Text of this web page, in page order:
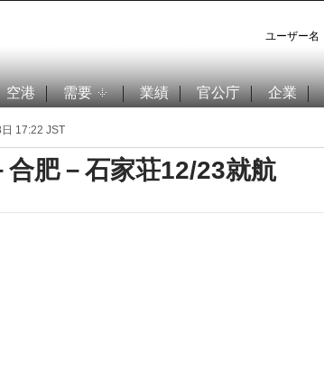
ユーザー名
空港 需要 業績 官公庁 企業
17:22 JST
肥－石家荘12/23就航